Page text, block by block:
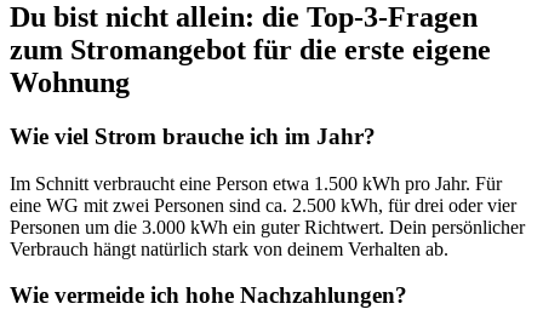
Du bist nicht allein: die Top-3-Fragen
zum Stromangebot für die erste eigene
Wohnung
Wie viel Strom brauche ich im Jahr?
Im Schnitt verbraucht eine Person etwa 1.500 kWh pro Jahr. Für
eine WG mit zwei Personen sind ca. 2.500 kWh, für drei oder vier
Personen um die 3.000 kWh ein guter Richtwert. Dein persönlicher
Verbrauch hängt natürlich stark von deinem Verhalten ab.
Wie vermeide ich hohe Nachzahlungen?